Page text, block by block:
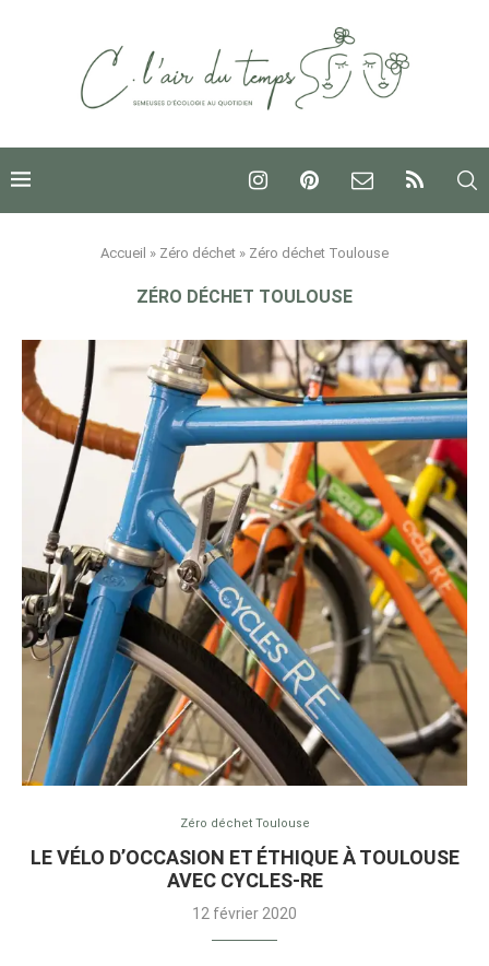
Accueil » Zéro déchet » Zéro déchet Toulouse
ZÉRO DÉCHET TOULOUSE
Zéro déchet Toulouse
LE VÉLO D’OCCASION ET ÉTHIQUE À TOULOUSE
AVEC CYCLES-RE
12 février 2020